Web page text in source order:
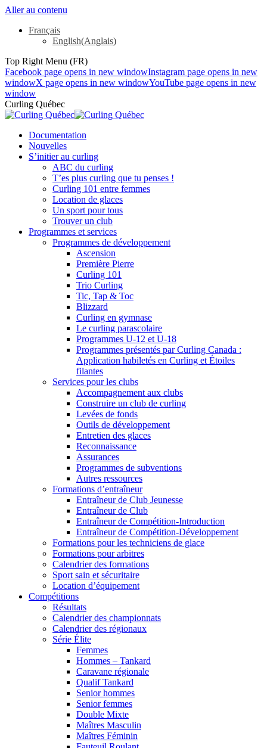
Aller au contenu
Français
English(Anglais)
Top Right Menu (FR)
Facebook page opens in new windowInstagram page opens in new
windowX page opens in new windowYouTube page opens in new
window
Curling Québec
Documentation
Nouvelles
S’initier au curling
ABC du curling
T’es plus curling que tu penses !
Curling 101 entre femmes
Location de glaces
Un sport pour tous
Trouver un club
Programmes et services
Programmes de développement
Ascension
Première Pierre
Curling 101
Trio Curling
Tic, Tap & Toc
Blizzard
Curling en gymnase
Le curling parascolaire
Programmes U-12 et U-18
Programmes présentés par Curling Canada :
Application habiletés en Curling et Étoiles
filantes
Services pour les clubs
Accompagnement aux clubs
Construire un club de curling
Levées de fonds
Outils de développement
Entretien des glaces
Reconnaissance
Assurances
Programmes de subventions
Autres ressources
Formations d’entraîneur
Entraîneur de Club Jeunesse
Entraîneur de Club
Entraîneur de Compétition-Introduction
Entraîneur de Compétition-Développement
Formations pour les techniciens de glace
Formations pour arbitres
Calendrier des formations
Sport sain et sécuritaire
Location d’équipement
Compétitions
Résultats
Calendrier des championnats
Calendrier des régionaux
Série Élite
Femmes
Hommes – Tankard
Caravane régionale
Qualif Tankard
Senior hommes
Senior femmes
Double Mixte
Maîtres Masculin
Maîtres Féminin